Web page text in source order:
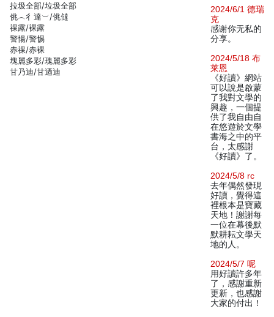
拉圾全部/垃圾全部
佻︵彳達︶/佻㒓
祼露/裸露
警愓/警惕
赤祼/赤裸
塊麗多彩/瑰麗多彩
甘乃迪/甘迺迪
2024/6/1 德瑞
克
感谢你无私的
分享。
2024/5/18 布
莱恩
《好讀》網站
可以說是啟蒙
了我對文學的
興趣，一個提
供了我自由自
在悠遊於文學
書海之中的平
台，太感謝
《好讀》了。
2024/5/8 rc
去年偶然發現
好讀，覺得這
裡根本是寶藏
天地！謝謝每
一位在幕後默
默耕耘文學天
地的人。
2024/5/7 呢
用好讀許多年
了，感謝重新
更新，也感謝
大家的付出！